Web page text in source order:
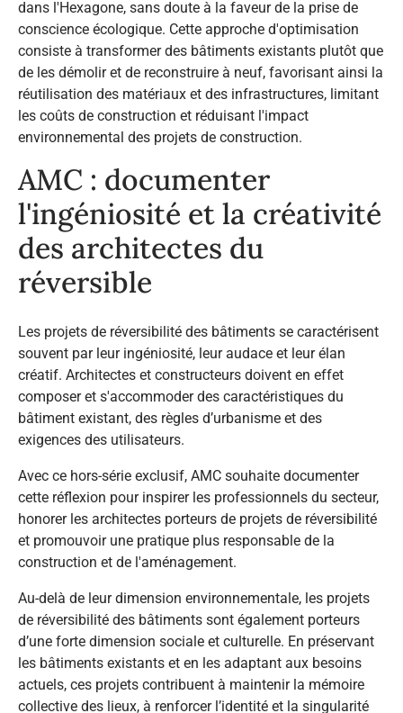
dans l'Hexagone, sans doute à la faveur de la prise de
conscience écologique. Cette approche d'optimisation
consiste à transformer des bâtiments existants plutôt que
de les démolir et de reconstruire à neuf, favorisant ainsi la
réutilisation des matériaux et des infrastructures, limitant
les coûts de construction et réduisant l'impact
environnemental des projets de construction.
AMC : documenter
l'ingéniosité et la créativité
des architectes du
réversible
Les projets de réversibilité des bâtiments se caractérisent
souvent par leur ingéniosité, leur audace et leur élan
créatif. Architectes et constructeurs doivent en effet
composer et s'accommoder des caractéristiques du
bâtiment existant, des règles d’urbanisme et des
exigences des utilisateurs.
Avec ce hors-série exclusif, AMC souhaite documenter
cette réflexion pour inspirer les professionnels du secteur,
honorer les architectes porteurs de projets de réversibilité
et promouvoir une pratique plus responsable de la
construction et de l'aménagement.
Au-delà de leur dimension environnementale, les projets
de réversibilité des bâtiments sont également porteurs
d’une forte dimension sociale et culturelle. En préservant
les bâtiments existants et en les adaptant aux besoins
actuels, ces projets contribuent à maintenir la mémoire
collective des lieux, à renforcer l’identité et la singularité